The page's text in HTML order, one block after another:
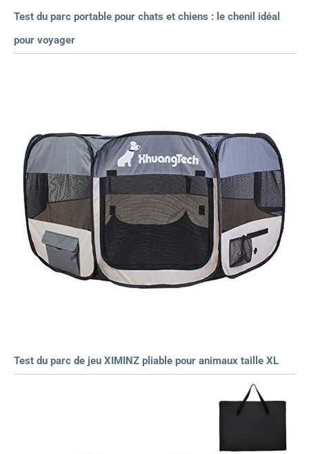
Test du parc portable pour chats et chiens : le chenil idéal
pour voyager
Test du parc de jeu XIMINZ pliable pour animaux taille XL